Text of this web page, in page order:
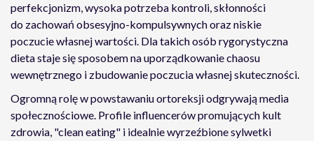
perfekcjonizm, wysoka potrzeba kontroli, skłonności
do zachowań obsesyjno-kompulsywnych oraz niskie
poczucie własnej wartości. Dla takich osób rygorystyczna
dieta staje się sposobem na uporządkowanie chaosu
wewnętrznego i zbudowanie poczucia własnej skuteczności.
Ogromną rolę w powstawaniu ortoreksji odgrywają media
społecznościowe. Profile influencerów promujących kult
zdrowia, "clean eating" i idealnie wyrzeźbione sylwetki